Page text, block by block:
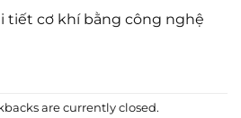
tiết cơ khí bằng công nghệ
are currently closed.